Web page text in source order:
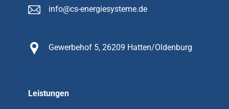
info@cs-energiesysteme.de
Gewerbehof 5, 26209 Hatten/Oldenburg
Leistungen